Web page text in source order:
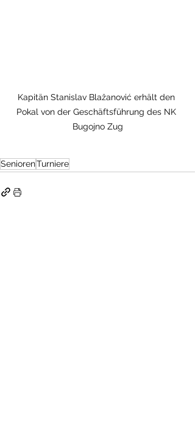
Kapitän Stanislav Blažanović erhält den
Pokal von der Geschäftsführung des NK
Bugojno Zug
SeniorenTurniere